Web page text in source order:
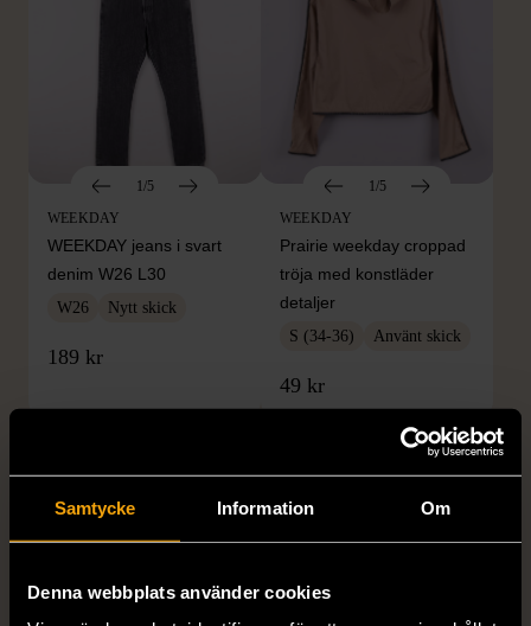
Samtycke Information Om
Denna webbplats använder cookies
1/5
WEEKDAY
WEEKDAY jeans i svart
denim W26 L30
W26 Nytt skick
189 kr
1/5
WEEKDAY
Prairie weekday croppad
tröja med konstläder
detaljer
S (34-36) Använt skick
49 kr